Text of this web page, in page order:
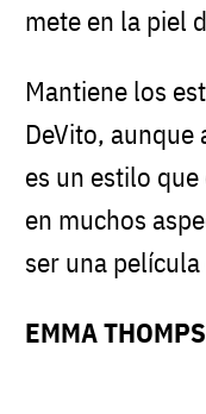
mete en la piel
Mantiene los
DeVito, aunque
es un estilo
en muchos
ser una
EMMA